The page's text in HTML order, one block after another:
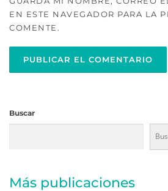
EN ESTE NAVEGADOR PARA LA
COMENTE.
Buscar
Más publicaciones